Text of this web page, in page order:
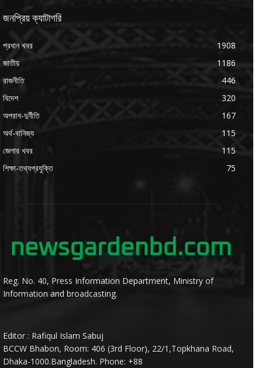
জনপ্রিয় ক্যাটাগরি
প্রধান খবর
1908
জাতীয়
1186
রাজনীতি
446
বিদেশ
320
অপরাধ-দুর্নীতি
167
অর্থ-বানিজ্য
115
জেলার খবর
115
শিক্ষা-তথ্যপ্রযুক্তি
75
Reg. No. 40, Press Information Department, Ministry of
Information and broadcasting.
Editor : Rafiqul Islam Sabuj
BCCW Bhabon, Room: 406 (3rd Floor), 22/1,Topkhana Road,
Dhaka-1000.Bangladesh. Phone: +88